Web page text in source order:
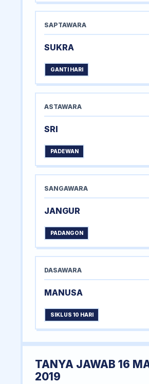
SAPTAWARA
SUKRA
GANTI HARI
ASTAWARA
SRI
PADEWAN
SANGAWARA
JANGUR
PADANGON
DASAWARA
MANUSA
SIKLUS 10 HARI
TANYA JAWAB 16
2019